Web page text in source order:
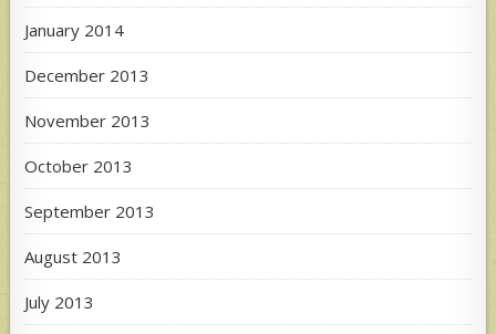
January 2014
December 2013
November 2013
October 2013
September 2013
August 2013
July 2013